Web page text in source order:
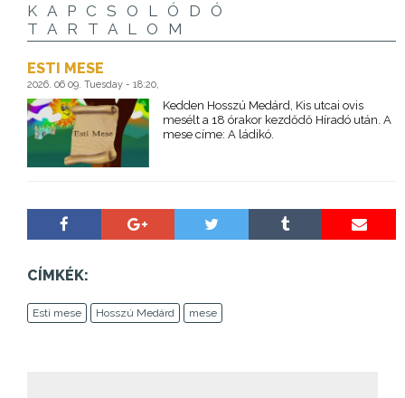
KAPCSOLÓDÓ
TARTALOM
ESTI MESE
2026. 06 09. Tuesday - 18:20,
Kedden Hosszú Medárd, Kis utcai ovis
mesélt a 18 órakor kezdődő Híradó után. A
mese címe: A ládikó.
CÍMKÉK:
Esti mese Hosszú Medárd mese